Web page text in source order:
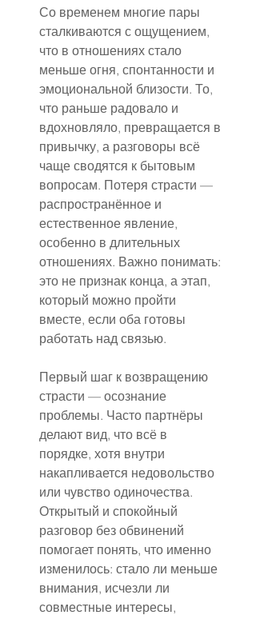
Со временем многие пары
сталкиваются с ощущением,
что в отношениях стало
меньше огня, спонтанности и
эмоциональной близости. То,
что раньше радовало и
вдохновляло, превращается в
привычку, а разговоры всё
чаще сводятся к бытовым
вопросам. Потеря страсти —
распространённое и
естественное явление,
особенно в длительных
отношениях. Важно понимать:
это не признак конца, а этап,
который можно пройти
вместе, если оба готовы
работать над связью.
Первый шаг к возвращению
страсти — осознание
проблемы. Часто партнёры
делают вид, что всё в
порядке, хотя внутри
накапливается недовольство
или чувство одиночества.
Открытый и спокойный
разговор без обвинений
помогает понять, что именно
изменилось: стало ли меньше
внимания, исчезли ли
совместные интересы,